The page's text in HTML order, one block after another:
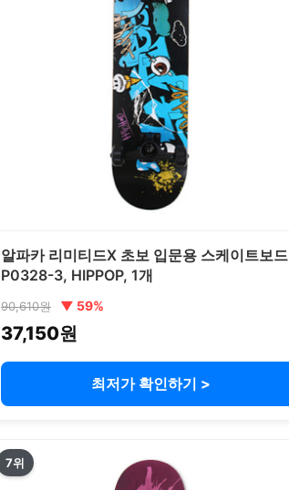
알파카 리미티드X 초보 입문용 스케이트보드
P0328-3, HIPPOP, 1개
90,610원 ▼ 59%
37,150원
최저가 확인하기 >
7위